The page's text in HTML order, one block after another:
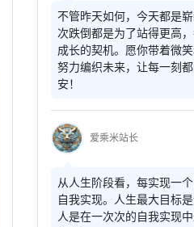
不管昨天如何，今天都是
次跌倒都是为了站得更高
成长的契机。愿你带着微
努力编织未来，让每一刻
安！
爱乘米站长
从人生阶段看，每实现一
自我实现。人生最大目标是
人是在一次次的自我实现中